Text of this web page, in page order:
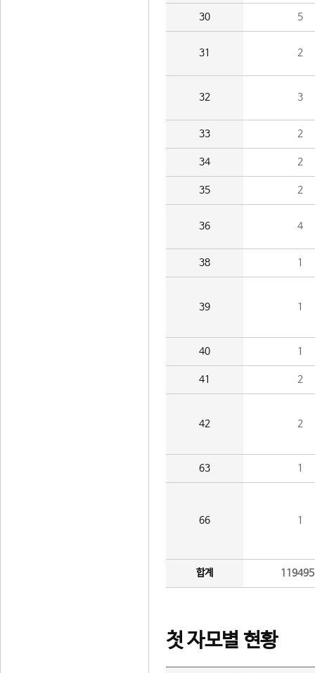
30 5
31 2
32 3
33 2
34 2
35 2
36 4
38 1
39 1
40 1
41 2
42 2
63 1
66 1
합계
첫 자모별 현황